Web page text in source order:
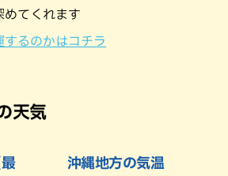
めてくれます
するのかはコチラ
天気
沖縄地方の気温